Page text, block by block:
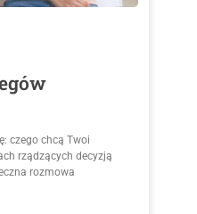
czego chcą Twoi
rządzących decyzją
rozmowa